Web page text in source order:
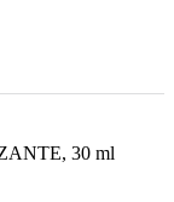
30 ml